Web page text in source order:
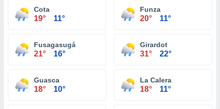
Cota
19° 11°
Funza
20° 11°
Fusagasugá
21° 16°
Girardot
31° 22°
Guasca
18° 10°
La Calera
18° 11°